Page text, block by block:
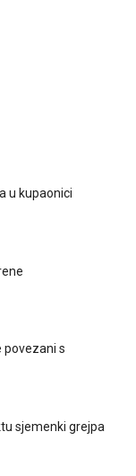
u kupaonici
povezani s
sjemenki grejpa